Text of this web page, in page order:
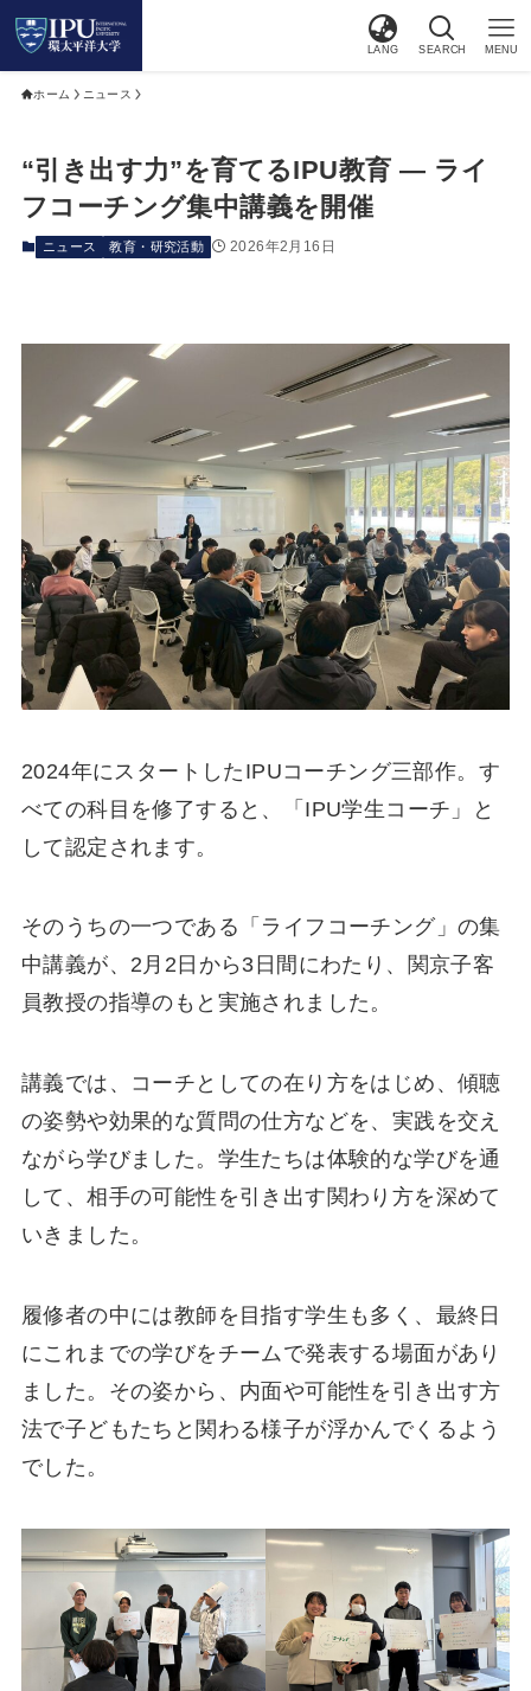
LANG SEARCH MENU
ホーム ニュース
“引き出す力”を育てるIPU教育 ― ライ
フコーチング集中講義を開催
ニュース 教育・研究活動 2026年2月16日
2024年にスタートしたIPUコーチング三部作。す
べての科目を修了すると、「IPU学生コーチ」と
して認定されます。
そのうちの一つである「ライフコーチング」の集
中講義が、2月2日から3日間にわたり、関京子客
員教授の指導のもと実施されました。
講義では、コーチとしての在り方をはじめ、傾聴
の姿勢や効果的な質問の仕方などを、実践を交え
ながら学びました。学生たちは体験的な学びを通
して、相手の可能性を引き出す関わり方を深めて
いきました。
履修者の中には教師を目指す学生も多く、最終日
にこれまでの学びをチームで発表する場面があり
ました。その姿から、内面や可能性を引き出す方
法で子どもたちと関わる様子が浮かんでくるよう
でした。